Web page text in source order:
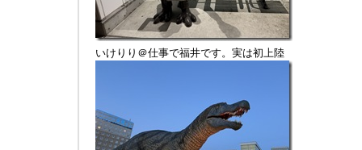
いけりり＠仕事で福井です。実は初上陸